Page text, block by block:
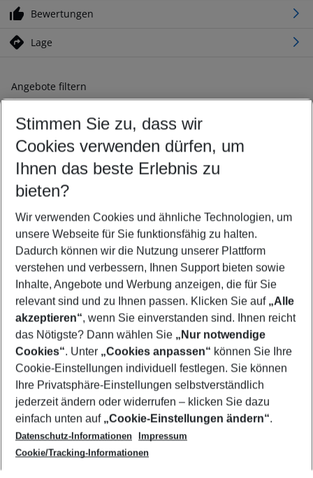
Bewertungen
Lage
Angebote filtern
Ändern Sie Ihre Kriterien nach Ihren Wünschen
Abflughafen wählen
Beliebiger Abflughafen
Reisezeitraum wählen
08.08.26– 06.08.27 5-8 Nächte
2 Erwachsene Keine Kinder
Mehr Filter anzeigen
Footer
Footer navigation
Über uns
AGB
Cookie-Einstellungen ändern
Cookie-Richtlinie
Datenschutz
Service & Hilfe
Barrierefreies Reisen
Check-in
Folgen Sie uns
Stimmen Sie zu, dass wir
Cookies verwenden dürfen, um
Ihnen das beste Erlebnis zu
bieten?
Wir verwenden Cookies und ähnliche Technologien, um
unsere Webseite für Sie funktionsfähig zu halten.
Dadurch können wir die Nutzung unserer Plattform
verstehen und verbessern, Ihnen Support bieten sowie
Inhalte, Angebote und Werbung anzeigen, die für Sie
relevant sind und zu Ihnen passen. Klicken Sie auf „Alle
akzeptieren“, wenn Sie einverstanden sind. Ihnen reicht
das Nötigste? Dann wählen Sie „Nur notwendige
Cookies“. Unter „Cookies anpassen“ können Sie Ihre
Cookie-Einstellungen individuell festlegen. Sie können
Ihre Privatsphäre-Einstellungen selbstverständlich
jederzeit ändern oder widerrufen – klicken Sie dazu
einfach unten auf „Cookie-Einstellungen ändern“.
Datenschutz-Informationen
Impressum
Cookie/Tracking-Informationen